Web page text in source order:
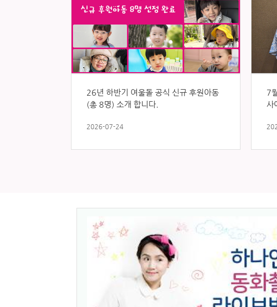
26년 하반기 여울돌 공식 신규 후원아동
(총 8명) 소개 합니다.
2026-07-24
7
사